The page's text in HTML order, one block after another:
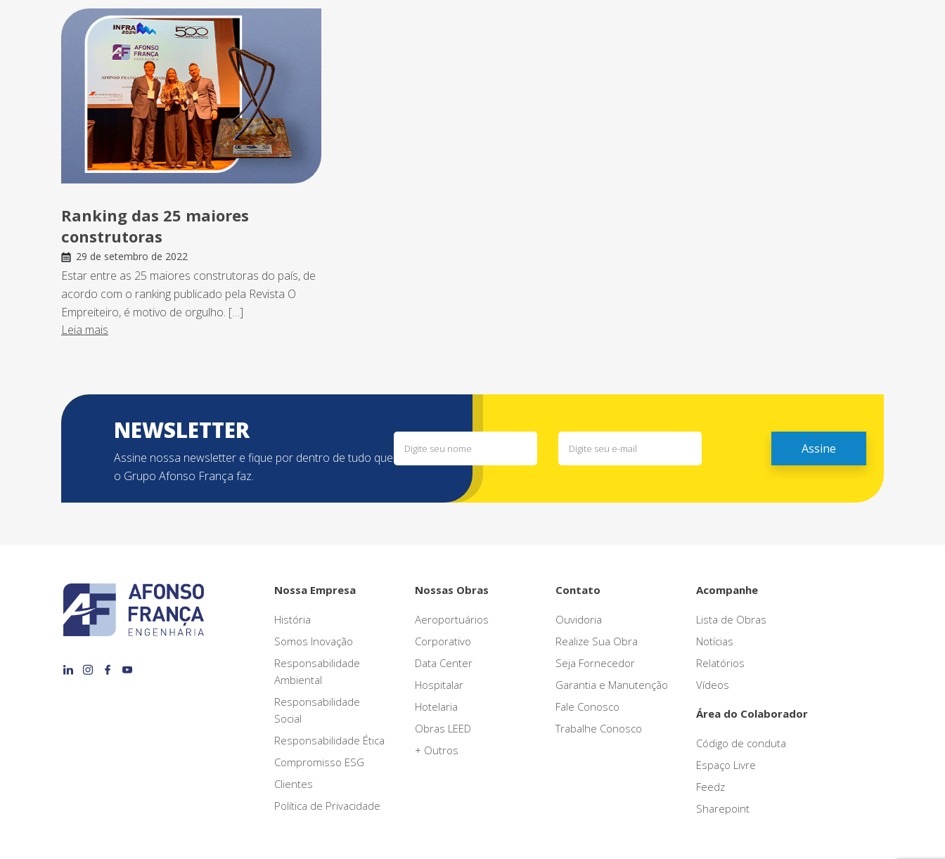
Ranking das 25 maiores
construtoras
29 de setembro de 2022
Estar entre as 25 maiores construtoras do país, de
acordo com o ranking publicado pela Revista O
Empreiteiro, é motivo de orgulho. […]
Leia mais
NEWSLETTER
Assine nossa newsletter e fique por dentro de tudo que
o Grupo Afonso França faz.
Nossa Empresa
História
Somos Inovação
Responsabilidade
Ambiental
Responsabilidade
Social
Responsabilidade Ética
Compromisso ESG
Clientes
Política de Privacidade
Nossas Obras
Aeroportuários
Corporativo
Data Center
Hospitalar
Hotelaria
Obras LEED
+ Outros
Contato
Ouvidoria
Realize Sua Obra
Seja Fornecedor
Garantia e Manutenção
Fale Conosco
Trabalhe Conosco
Acompanhe
Lista de Obras
Notícias
Relatórios
Vídeos
Área do Colaborador
Código de conduta
Espaço Livre
Feedz
Sharepoint